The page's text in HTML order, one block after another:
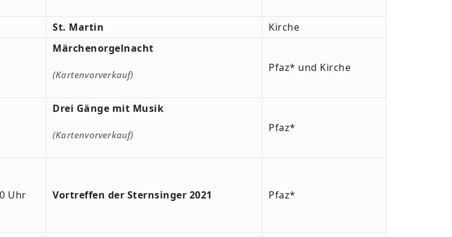
St. Martin Kirche
Märchenorgelnacht
(Kartenvorverkauf)
Pfaz* und Kirche
Drei Gänge mit Musik
(Kartenvorverkauf)
Pfaz*
Uhr
Vortreffen der Sternsinger 2021 Pfaz*